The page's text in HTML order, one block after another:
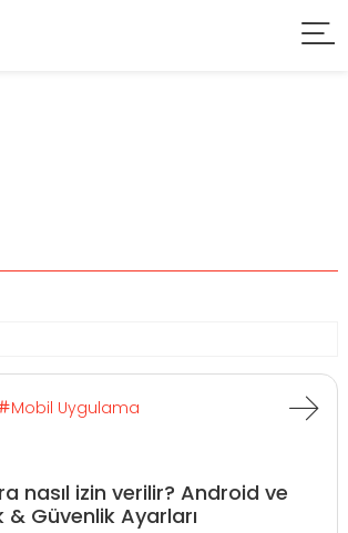
Mobil Uygulama
nasıl izin verilir? Android ve
& Güvenlik Ayarları